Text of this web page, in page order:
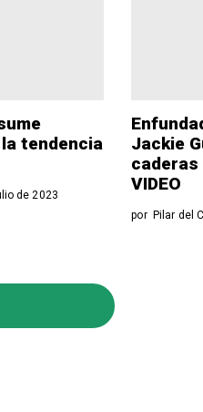
tendencia
de 2023
Jackie
caderas
VIDEO
por Pilar del